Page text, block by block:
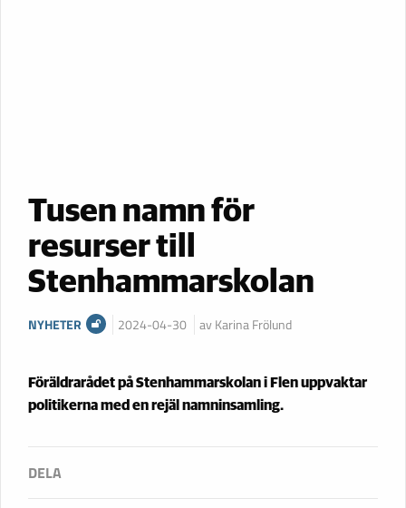
Tusen namn för
resurser till
Stenhammarskolan
NYHETER 2024-04-30 av Karina Frölund
Föräldrarådet på Stenhammarskolan i Flen uppvaktar
politikerna med en rejäl namninsamling.